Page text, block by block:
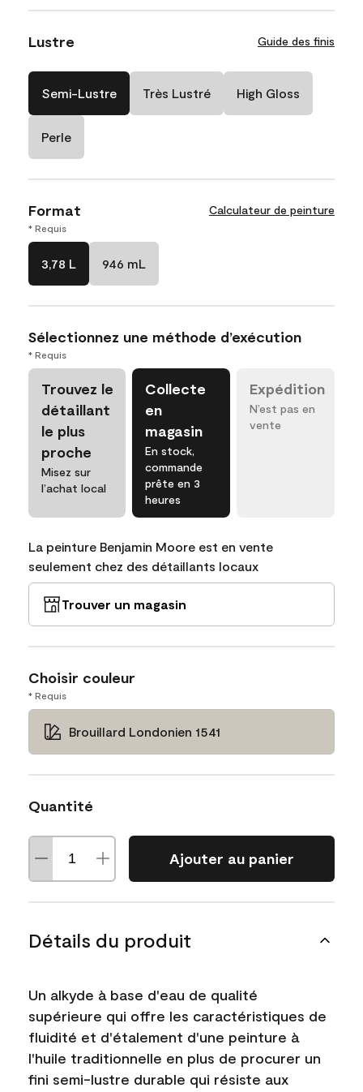
Lustre Guide des finis
Semi-Lustre Très Lustré High Gloss
Perle
Format Calculateur de peinture
* Requis
3,78 L 946 mL
Sélectionnez une méthode d’exécution
* Requis
Trouvez le
détaillant
le plus
proche
Misez sur
l’achat local
Collecte
en
magasin
En stock,
commande
prête en 3
heures
Expédition
N’est pas en
vente
La peinture Benjamin Moore est en vente
seulement chez des détaillants locaux
Trouver un magasin
Choisir couleur
* Requis
Brouillard Londonien 1541
Quantité
Ajouter au panier
Détails du produit
Un alkyde à base d'eau de qualité
supérieure qui offre les caractéristiques de
fluidité et d'étalement d'une peinture à
l'huile traditionnelle en plus de procurer un
fini semi-lustre durable qui résiste aux